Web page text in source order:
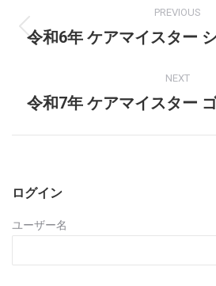
navigation
PREVIOUS
令和6年 ケアマイスター
NEXT
Next
令和7年 ケアマイスター
ログイン
ユーザー名